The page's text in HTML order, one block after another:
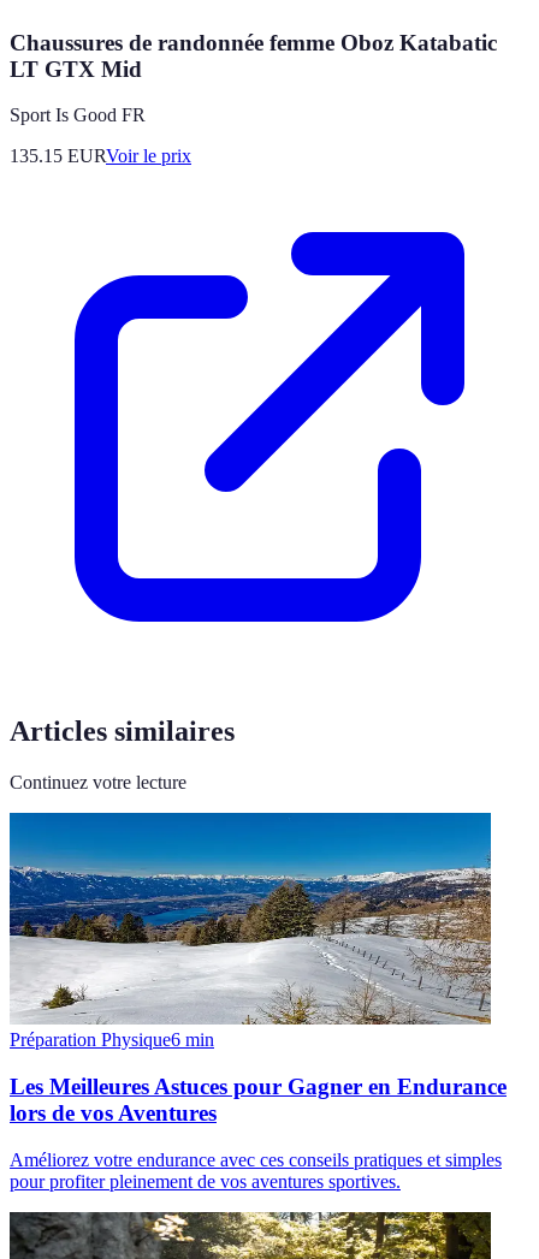
Chaussures de randonnée femme Oboz Katabatic
LT GTX Mid
Sport Is Good FR
135.15 EURVoir le prix
Articles similaires
Continuez votre lecture
Préparation Physique6 min
Les Meilleures Astuces pour Gagner en Endurance
lors de vos Aventures
Améliorez votre endurance avec ces conseils pratiques et simples
pour profiter pleinement de vos aventures sportives.